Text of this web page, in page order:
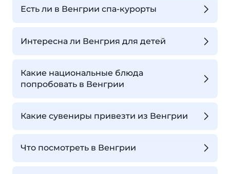
Есть ли в Венгрии спа-курорты
Интересна ли Венгрия для детей
Какие национальные блюда
попробовать в Венгрии
Какие сувениры привезти из Венгрии
Что посмотреть в Венгрии